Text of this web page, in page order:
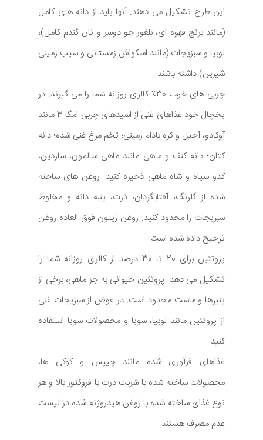
این طرح تشکیل می دهند. آنها باید از دانه های کامل
(مانند برنج قهوه ای، بلغور جو دوسر و نان گندم کامل)،
لوبیا و سبزیجات (مانند اسکواش زمستانی و سیب زمینی
شیرین) داشته باشند.
چربی های خوب 30٪ کالری روزانه شما را می گیرند. در
یخچال خود غذاهای غنی از اسیدهای چربی امگا 3 مانند
آوکادو، آجیل و کره بادام زمینی؛ تخم مرغ غنی شده؛ دانه
کتان؛ دانه کنف و ماهی مانند ماهی سالمون، ساردین،
کدو سیاه و شاه ماهی ذخیره کنید. روغن های ساخته
شده از گلرنگ، آفتابگردان، ذرت، پنبه دانه و مخلوط
سبزیجات را محدود کنید. روغن زیتون فوق العاده روغن
ترجیح داده شده است.
پروتئین برای 20 تا 30 درصد از کالری روزانه شما را
تشکیل می دهد. پروتئین حیوانی به جز ماهی، برخی از
پنیرها و ماست محدود است. در عوض از سبزیجات غنی
از پروتئین مانند لوبیا، سویا و محصولات سویا استفاده
کنید.
غذاهای فرآوری شده مانند چیپس و کوکی ها،
محصولات ساخته شده با شربت ذرت با فروکتوز بالا و هر
نوع غذای ساخته شده با روغن هیدروژنه شده در لیست
عدم مصرف هستند.